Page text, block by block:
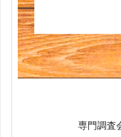
専門調査